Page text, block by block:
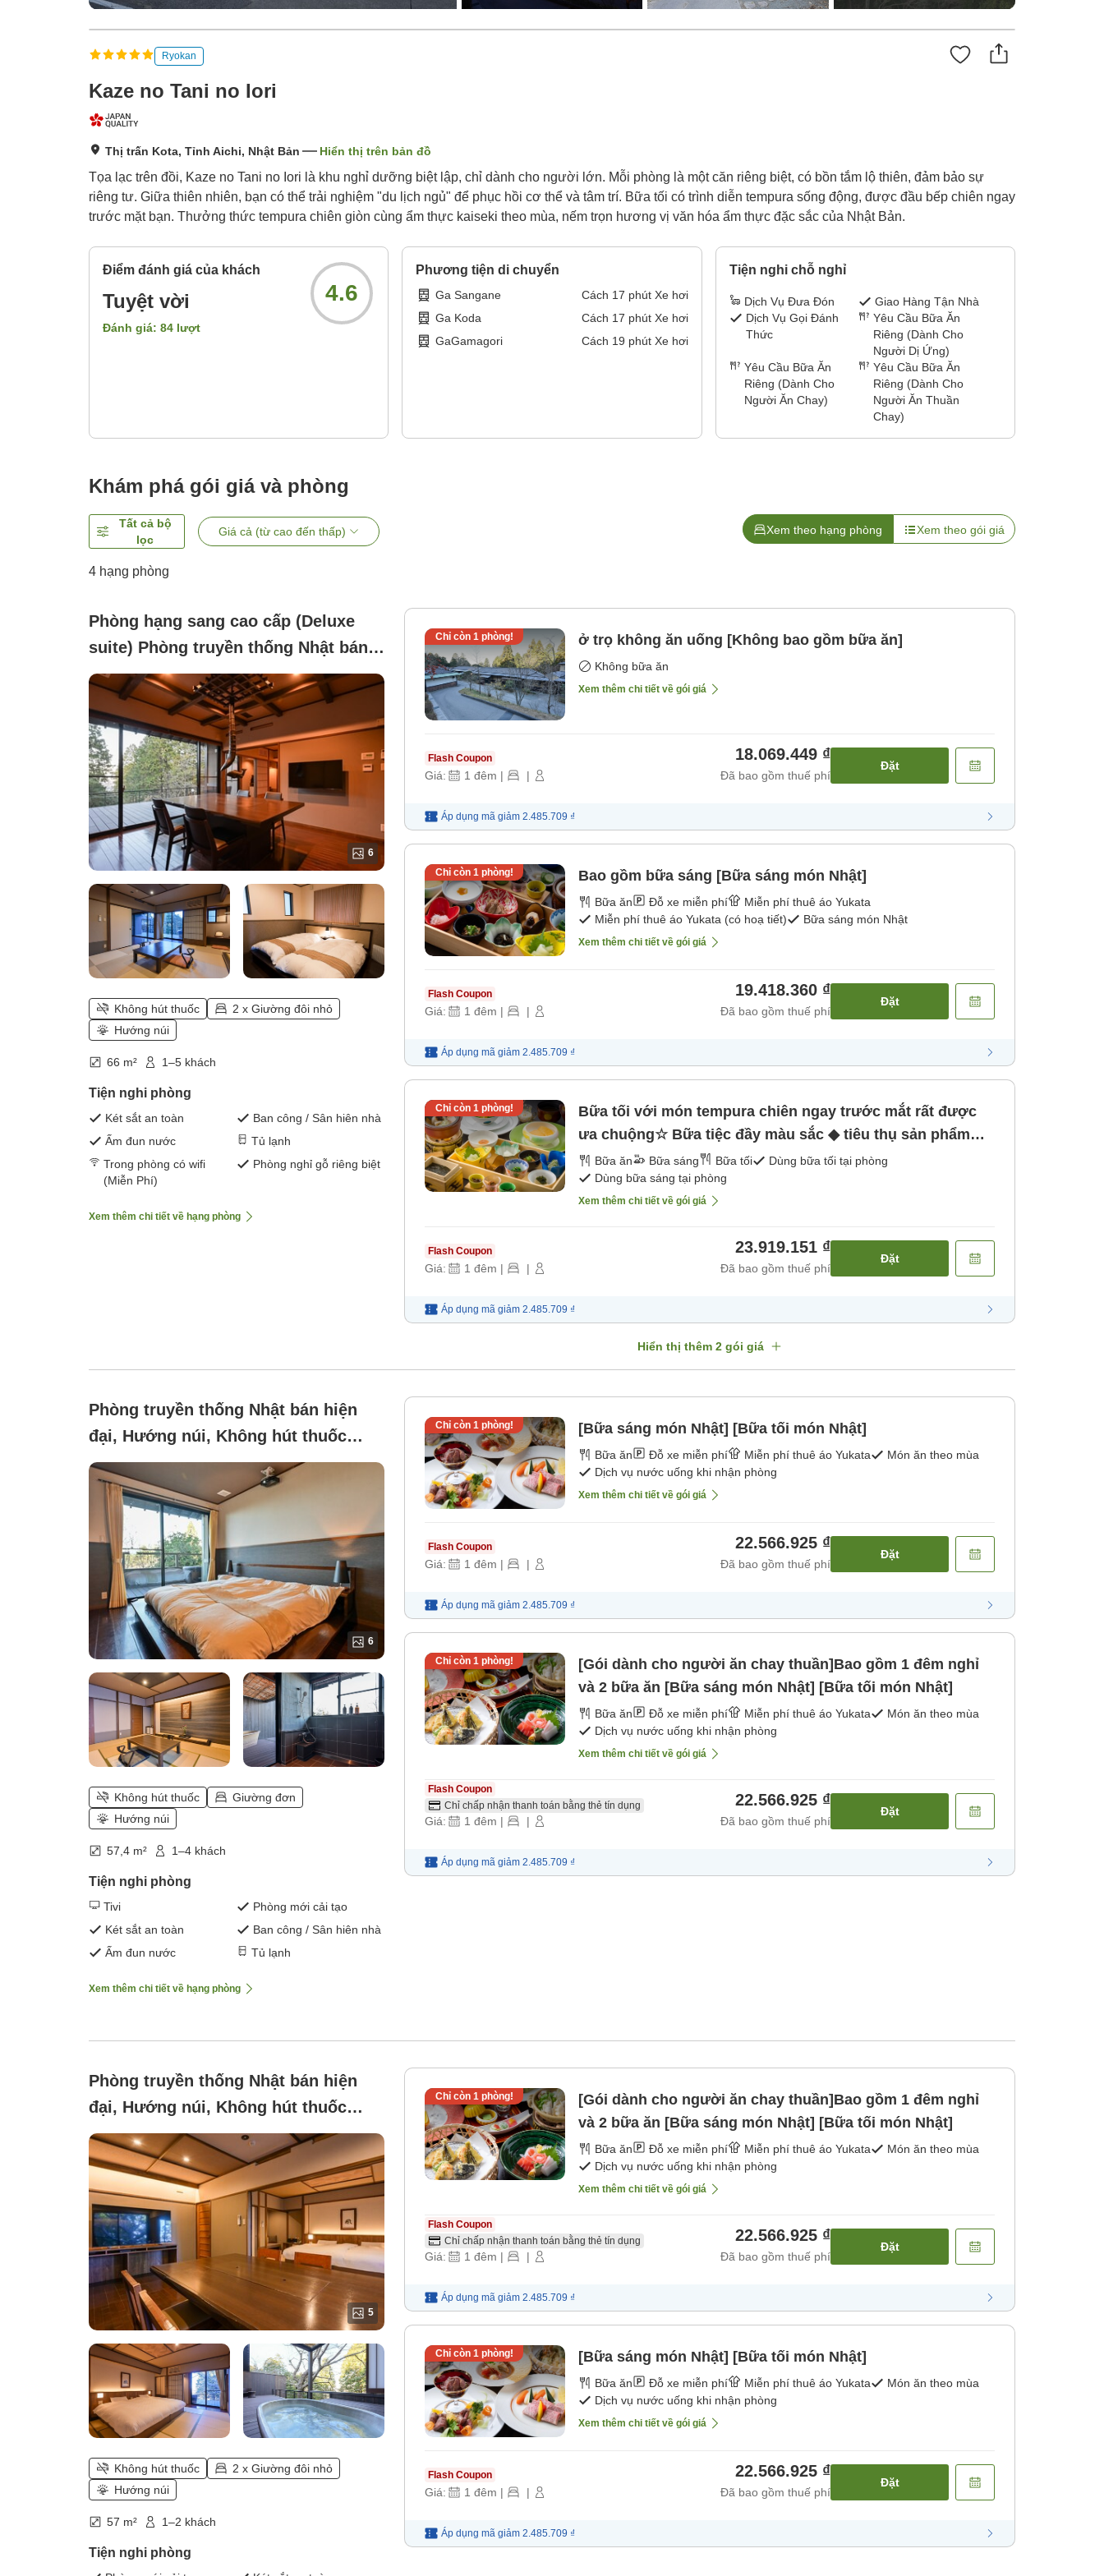
Ryokan
Kaze no Tani no Iori
Thị trấn Kota, Tỉnh Aichi, Nhật Bản Hiển thị trên bản đồ
Tọa lạc trên đồi, Kaze no Tani no Iori là khu nghỉ dưỡng biệt lập, chỉ dành cho người lớn. Mỗi phòng là một căn riêng biệt, có bồn tắm lộ thiên, đảm bảo sự
riêng tư. Giữa thiên nhiên, bạn có thể trải nghiệm "du lịch ngủ" để phục hồi cơ thể và tâm trí. Bữa tối có trình diễn tempura sống động, được đầu bếp chiên ngay
trước mặt bạn. Thưởng thức tempura chiên giòn cùng ẩm thực kaiseki theo mùa, nếm trọn hương vị văn hóa ẩm thực đặc sắc của Nhật Bản.
Điểm đánh giá của khách
Tuyệt vời
Đánh giá: 84 lượt
4.6
Phương tiện di chuyển
Ga Sangane Cách 17 phút Xe hơi
Ga Koda
Cách 17 phút Xe hơi
GaGamagori
Cách 19 phút Xe hơi
Tiện nghi chỗ nghỉ
Dịch Vụ Đưa Đón
Giao Hàng Tận Nhà
Dịch Vụ Gọi Đánh
Thức
Yêu Cầu Bữa Ăn
Riêng (Dành Cho
Người Dị Ứng)
Yêu Cầu Bữa Ăn
Riêng (Dành Cho
Người Ăn Chay)
Yêu Cầu Bữa Ăn
Riêng (Dành Cho
Người Ăn Thuần
Chay)
Khám phá gói giá và phòng
Tất cả bộ
lọc
Giá cả (từ cao đến thấp) Xem theo hạng phòng Xem theo gói giá
4 hạng phòng
Phòng hạng sang cao cấp (Deluxe
suite) Phòng truyền thống Nhật bán
hiện đại, Hướng núi, Không hút
thuốc (Phòng đặc biệt với sắc màu
khác biệt của không gian lò sưởi
Cấm hút thuốc ＜66 mét vuông＞)
6
Không hút thuốc
2 x Giường đôi nhỏ
Hướng núi
66 m² 1–5 khách
Tiện nghi phòng
Két sắt an toàn
Ban công / Sân hiên nhà
Ấm đun nước
Tủ lạnh
Trong phòng có wifi
(Miễn Phí)
Phòng nghỉ gỗ riêng biệt
Xem thêm chi tiết về hạng phòng
Chỉ còn 1phòng! ở trọ không ăn uống [Không bao gồm bữa ăn]
Không bữa ăn
Xem thêm chi tiết về gói giá
Flash Coupon
Giá: 1 đêm | |
18.069.449 ₫
Đã bao gồm thuế phí
Đặt
Áp dụng mã giảm 2.485.709 ₫
Chỉ còn 1phòng! Bao gồm bữa sáng [Bữa sáng món Nhật]
Bữa ăn Đỗ xe miễn phí
Miễn phí thuê áo Yukata
Miễn phí thuê áo Yukata (có hoạ tiết)
Bữa sáng món Nhật
Xem thêm chi tiết về gói giá
Flash Coupon
Giá: 1 đêm | |
19.418.360 ₫
Đã bao gồm thuế phí
Đặt
Áp dụng mã giảm 2.485.709 ₫
Chỉ còn 1phòng!
Bữa tối với món tempura chiên ngay trước mắt rất được
ưa chuộng☆ Bữa tiệc đầy màu sắc ◆ tiêu thụ sản phẩm
địa phương ◆ [Bữa sáng] [Bữa tối]
Bữa ăn Bữa sáng Bữa tối
Dùng bữa tối tại phòng
Dùng bữa sáng tại phòng
Xem thêm chi tiết về gói giá
Flash Coupon
Giá: 1 đêm | |
23.919.151 ₫
Đã bao gồm thuế phí
Đặt
Áp dụng mã giảm 2.485.709 ₫
Hiển thị thêm 2 gói giá
Phòng truyền thống Nhật bán hiện
đại, Hướng núi, Không hút thuốc
(Khoảnh khắc thư giãn và thời gian
cho bản thân [Phòng chiếu phim]
Không hút thuốc ＜57m²＞)
6
Không hút thuốc
Giường đơn
Hướng núi
57,4 m² 1–4 khách
Tiện nghi phòng
Tivi
Phòng mới cải tạo
Két sắt an toàn
Ban công / Sân hiên nhà
Ấm đun nước
Tủ lạnh
Xem thêm chi tiết về hạng phòng
Chỉ còn 1phòng! [Bữa sáng món Nhật] [Bữa tối món Nhật]
Bữa ăn Đỗ xe miễn phí Miễn phí thuê áo Yukata
Món ăn theo mùa
Dịch vụ nước uống khi nhận phòng
Xem thêm chi tiết về gói giá
Flash Coupon
Giá: 1 đêm | |
22.566.925 ₫
Đã bao gồm thuế phí
Đặt
Áp dụng mã giảm 2.485.709 ₫
Chỉ còn 1phòng!
[Gói dành cho người ăn chay thuần]Bao gồm 1 đêm nghỉ
và 2 bữa ăn [Bữa sáng món Nhật] [Bữa tối món Nhật]
Bữa ăn Đỗ xe miễn phí Miễn phí thuê áo Yukata
Món ăn theo mùa
Dịch vụ nước uống khi nhận phòng
Xem thêm chi tiết về gói giá
Flash Coupon
Chỉ chấp nhận thanh toán bằng thẻ tín dụng
Giá: 1 đêm | |
22.566.925 ₫
Đã bao gồm thuế phí
Đặt
Áp dụng mã giảm 2.485.709 ₫
Phòng truyền thống Nhật bán hiện
đại, Hướng núi, Không hút thuốc
(Lấy cảm hứng từ hòa hợp, cảm nhận
làn gió dễ chịu [Phòng ăn／Không
hút thuốc]57m²)
5
Không hút thuốc
2 x Giường đôi nhỏ
Hướng núi
57 m² 1–2 khách
Tiện nghi phòng
Chỉ còn 1phòng!
[Gói dành cho người ăn chay thuần]Bao gồm 1 đêm nghỉ
và 2 bữa ăn [Bữa sáng món Nhật] [Bữa tối món Nhật]
Bữa ăn Đỗ xe miễn phí Miễn phí thuê áo Yukata
Món ăn theo mùa
Dịch vụ nước uống khi nhận phòng
Xem thêm chi tiết về gói giá
Flash Coupon
Chỉ chấp nhận thanh toán bằng thẻ tín dụng
Giá: 1 đêm | |
22.566.925 ₫
Đã bao gồm thuế phí
Đặt
Áp dụng mã giảm 2.485.709 ₫
Chỉ còn 1phòng! [Bữa sáng món Nhật] [Bữa tối món Nhật]
Bữa ăn Đỗ xe miễn phí Miễn phí thuê áo Yukata
Món ăn theo mùa
Dịch vụ nước uống khi nhận phòng
Xem thêm chi tiết về gói giá
Flash Coupon
Giá: 1 đêm | |
22.566.925 ₫
Đã bao gồm thuế phí
Đặt
Áp dụng mã giảm 2.485.709 ₫